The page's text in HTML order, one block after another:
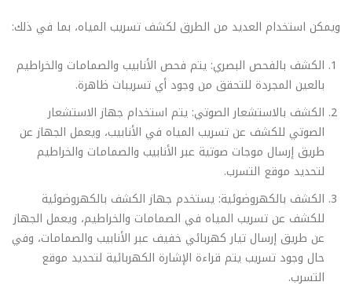
ويمكن استخدام العديد من الطرق لكشف تسريب المياه، بما في ذلك:
الكشف بالفحص البصري: يتم فحص الأنابيب والصمامات والخراطيم
بالعين المجردة للتحقق من وجود أي تسريبات ظاهرة.
الكشف بالاستشعار الصوتي: يتم استخدام جهاز الاستشعار
الصوتي للكشف عن تسريب المياه في الأنابيب، ويعمل الجهاز عن
طريق إرسال موجات صوتية عبر الأنابيب والصمامات والخراطيم
لتحديد موقع التسرب.
الكشف بالكهروضوئية: يستخدم جهاز الكشف بالكهروضوئية
للكشف عن تسريب المياه في الصمامات والخراطيم، ويعمل الجهاز
عن طريق إرسال تيار كهربائي خفيف عبر الأنابيب والصمامات، وفي
حال وجود تسريب يتم قراءة الإشارة الكهربائية لتحديد موقع
التسرب.